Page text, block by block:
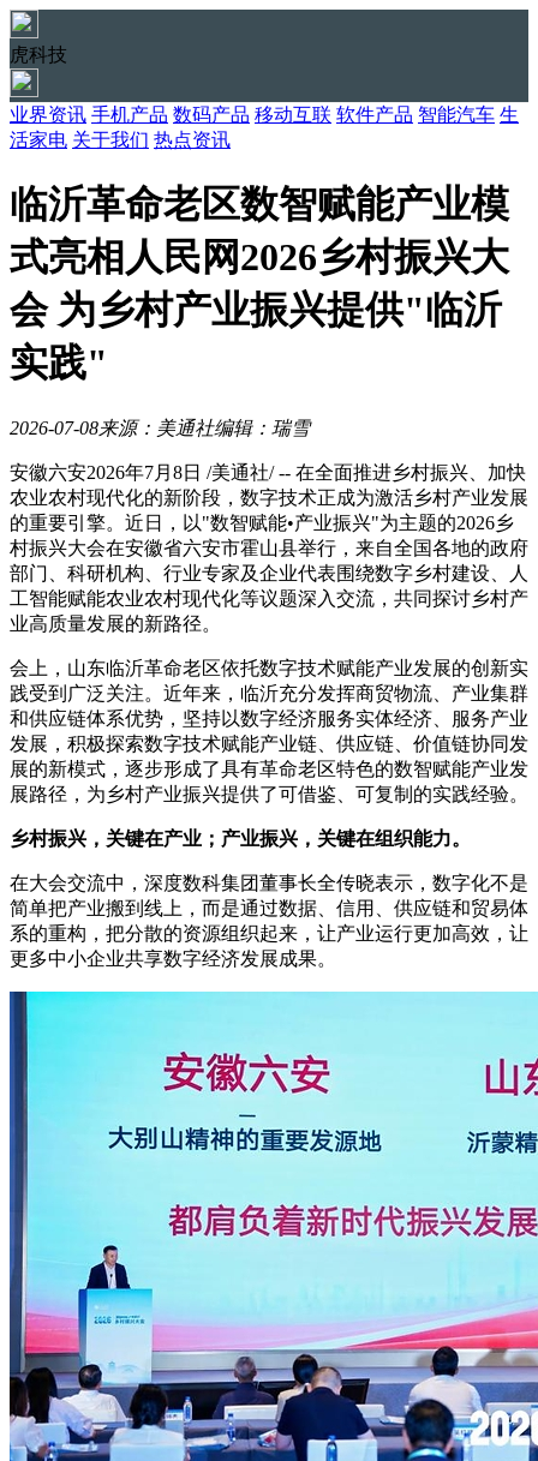
虎科技
业界资讯 手机产品 数码产品 移动互联 软件产品 智能汽车 生
活家电 关于我们 热点资讯
临沂革命老区数智赋能产业模
式亮相人民网2026乡村振兴大
会 为乡村产业振兴提供"临沂
实践"
2026-07-08来源：美通社编辑：瑞雪
安徽六安2026年7月8日 /美通社/ -- 在全面推进乡村振兴、加快
农业农村现代化的新阶段，数字技术正成为激活乡村产业发展
的重要引擎。近日，以"数智赋能•产业振兴"为主题的2026乡
村振兴大会在安徽省六安市霍山县举行，来自全国各地的政府
部门、科研机构、行业专家及企业代表围绕数字乡村建设、人
工智能赋能农业农村现代化等议题深入交流，共同探讨乡村产
业高质量发展的新路径。
会上，山东临沂革命老区依托数字技术赋能产业发展的创新实
践受到广泛关注。近年来，临沂充分发挥商贸物流、产业集群
和供应链体系优势，坚持以数字经济服务实体经济、服务产业
发展，积极探索数字技术赋能产业链、供应链、价值链协同发
展的新模式，逐步形成了具有革命老区特色的数智赋能产业发
展路径，为乡村产业振兴提供了可借鉴、可复制的实践经验。
乡村振兴，关键在产业；产业振兴，关键在组织能力。
在大会交流中，深度数科集团董事长全传晓表示，数字化不是
简单把产业搬到线上，而是通过数据、信用、供应链和贸易体
系的重构，把分散的资源组织起来，让产业运行更加高效，让
更多中小企业共享数字经济发展成果。